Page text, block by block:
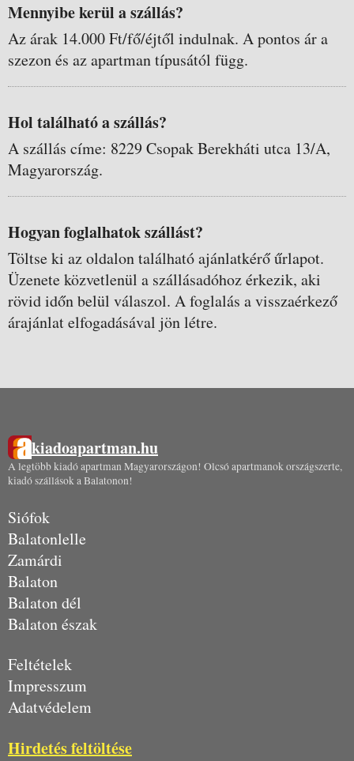
Mennyibe kerül a szállás?
Az árak 14.000 Ft/fő/éjtől indulnak. A pontos ár a
szezon és az apartman típusától függ.
Hol található a szállás?
A szállás címe: 8229 Csopak Berekháti utca 13/A,
Magyarország.
Hogyan foglalhatok szállást?
Töltse ki az oldalon található ajánlatkérő űrlapot.
Üzenete közvetlenül a szállásadóhoz érkezik, aki
rövid időn belül válaszol. A foglalás a visszaérkező
árajánlat elfogadásával jön létre.
kiadoapartman.hu
A legtöbb kiadó apartman Magyarországon! Olcsó apartmanok országszerte,
kiadó szállások a Balatonon!
Siófok
Balatonlelle
Zamárdi
Balaton
Balaton dél
Balaton észak
Feltételek
Impresszum
Adatvédelem
Hirdetés feltöltése